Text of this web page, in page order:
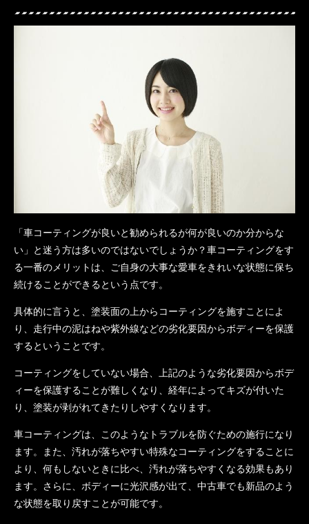
「車コーティングが良いと勧められるが何が良いのか分からな
い」と迷う方は多いのではないでしょうか？車コーティングをす
る一番のメリットは、ご自身の大事な愛車をきれいな状態に保ち
続けることができるという点です。
具体的に言うと、塗装面の上からコーティングを施すことによ
り、走行中の泥はねや紫外線などの劣化要因からボディーを保護
するということです。
コーティングをしていない場合、上記のような劣化要因からボデ
ィーを保護することが難しくなり、経年によってキズが付いた
り、塗装が剥がれてきたりしやすくなります。
車コーティングは、このようなトラブルを防ぐための施行になり
ます。また、汚れが落ちやすい特殊なコーティングをすることに
より、何もしないときに比べ、汚れが落ちやすくなる効果もあり
ます。さらに、ボディーに光沢感が出て、中古車でも新品のよう
な状態を取り戻すことが可能です。